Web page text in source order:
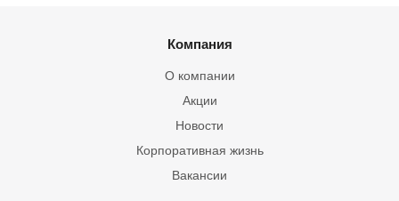
Компания
О компании
Акции
Новости
Корпоративная жизнь
Вакансии